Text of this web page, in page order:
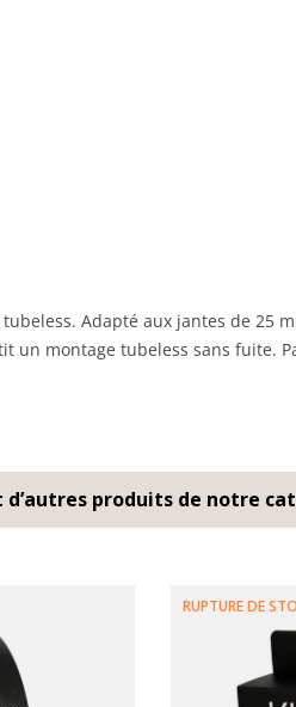
Adapté aux jantes de 25
montage tubeless sans fuite.
produits de notre
RUPTURE DE